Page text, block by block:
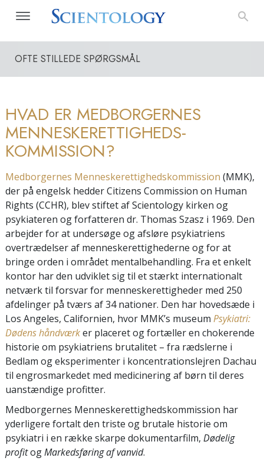
OFTE STILLEDE SPØRGSMÅL
HVAD ER MEDBORGERNES
MENNESKERETTIGHEDS-
KOMMISSION?
Medborgernes Menneskerettighedskommission (MMK),
der på engelsk hedder Citizens Commission on Human
Rights (CCHR), blev stiftet af Scientology kirken og
psykiateren og forfatteren dr. Thomas Szasz i 1969. Den
arbejder for at undersøge og afsløre psykiatriens
overtrædelser af menneskerettighederne og for at
bringe orden i området mentalbehandling. Fra et enkelt
kontor har den udviklet sig til et stærkt internationalt
netværk til forsvar for menneskerettigheder med 250
afdelinger på tværs af 34 nationer. Den har hovedsæde i
Los Angeles, Californien, hvor MMK’s museum Psykiatri:
Dødens håndværker placeret og fortæller en chokerende
historie om psykiatriens brutalitet – fra rædslerne i
Bedlam og eksperimenter i koncentrationslejren Dachau
til engrosmarkedet med medicinering af børn til deres
uanstændige profitter.
Medborgernes Menneskerettighedskommission har
yderligere fortalt den triste og brutale historie om
psykiatri i en række skarpe dokumentarfilm, Dødelig
profitogMarkedsføring af vanvid.